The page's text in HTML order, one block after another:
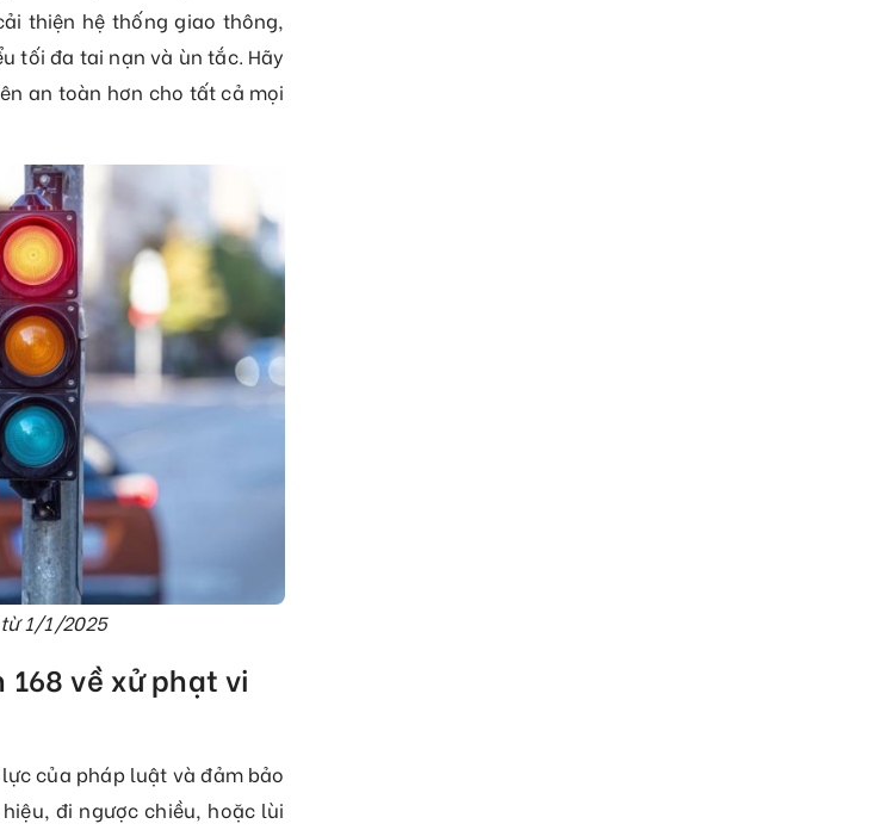
thiện hệ thống giao thông,
tối đa tai nạn và ùn tắc. Hãy
an toàn hơn cho tất cả mọi
1/1/2025
về xử phạt vi
của pháp luật và đảm bảo
đi ngược chiều, hoặc lùi